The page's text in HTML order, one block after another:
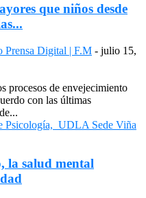
que niños desde
Prensa Digital | F.M - julio 15,
procesos de envejecimiento
con las últimas
la salud mental